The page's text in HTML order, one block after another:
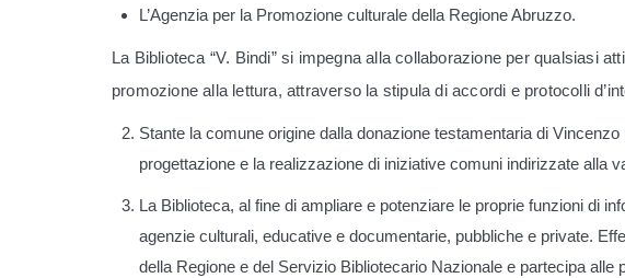
L’Agenzia per la Promozione culturale della Regione Abruzzo.
La Biblioteca “V. Bindi” si impegna alla collaborazione per qualsiasi
promozione alla lettura, attraverso la stipula di accordi e protocolli
Stante la comune origine dalla donazione testamentaria di
progettazione e la realizzazione di iniziative comuni indirizzate alla
La Biblioteca, al fine di ampliare e potenziare le proprie funzioni di
agenzie culturali, educative e documentarie, pubbliche e private.
della Regione e del Servizio Bibliotecario Nazionale e partecipa alle